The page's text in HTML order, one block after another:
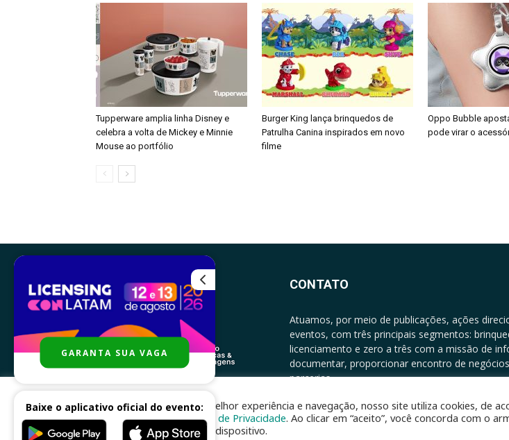
Tupperware amplia linha Disney e
celebra a volta de Mickey e Minnie
Mouse ao portfólio
Burger King lança brinquedos de
Patrulha Canina inspirados em novo
filme
Oppo Bubble
pode virar o
CONTATO
Atuamos, por meio de publicações, ações
eventos, com três principais segmentos:
licenciamento e zero a três com a missão de
documentar, proporcionar encontro de
parcerias.
Para melhor experiência e navegação, nosso site utiliza cookies, de
Política de Privacidade. Ao clicar em “aceito”, você concorda com o
no seu dispositivo.
GARANTA SUA VAGA
Baixe o aplicativo oficial do evento: